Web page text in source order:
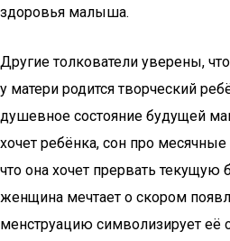
здоровья малыша.
Другие толкователи уверены,
у матери родится творческий
душевное состояние будущей
хочет ребёнка, сон про
что она хочет прервать текущую
женщина мечтает о скором
менструацию символизирует её